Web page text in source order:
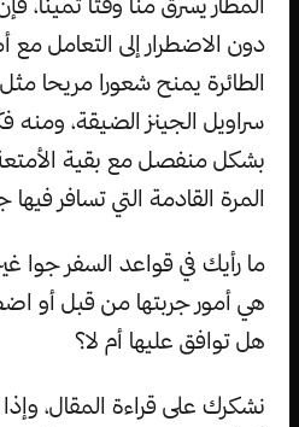
دون الاضطرار إلى التعامل مع
الطائرة يمنح شعورا مريحا
سراويل الجينز الضيقة،
بشكل منفصل مع بقية
المرة القادمة التي تسافر فيها
ما رأيك في قواعد السفر جوا
هي أمور جربتها من قبل أو
هل توافق عليها أم لا؟
نشكرك على قراءة المقال،